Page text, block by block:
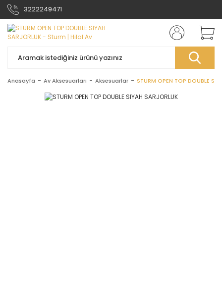
3222249471
Anasayfa Av Aksesuarları Aksesuarlar STURM OPEN TOP DOUBLE